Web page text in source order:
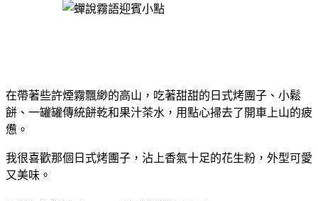
在帶著些許煙霧飄緲的高山，吃著甜甜的日式烤團子、小鬆
餅、一罐罐傳統餅乾和果汁茶水，用點心掃去了開車上山的疲
憊。
我很喜歡那個日式烤團子，沾上香氣十足的花生粉，外型可愛
又美味。